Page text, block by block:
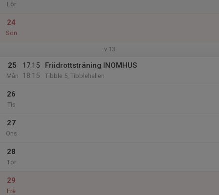
Lör
24
Sön
v.13
25
Mån
17:15
18:15
Friidrottsträning INOMHUS
Tibble 5, Tibblehallen
26
Tis
27
Ons
28
Tor
29
Fre